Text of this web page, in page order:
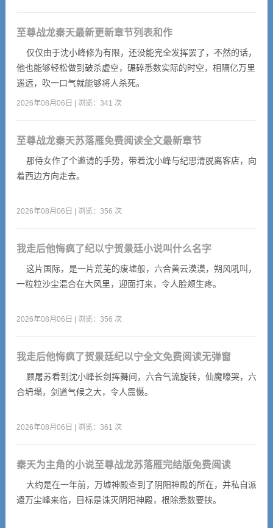
至尊战龙秦天最新更新章节列表和作
仅仅由于沈小峰修为有限，还没能完全发挥罢了，不然的话，
他也能够轻松做到破杀虚空，碾碎悉数实际的时空，相隔亿万里
遥远，吹一口气就能够将人杀死。
2026年08月06日 | 浏览：341 次
至尊战龙秦天苏落雁免费阅读全文最新章节
那侍女作了个邀请的手势，带着沈小峰与纪思清脱离客店，向
着西边方向走去。
2026年08月06日 | 浏览：356 次
我走后他悔疯了纪以宁贺景廷小说叫什么名字
这片国际，是一片荒芜的废墟般，六合黄云漠漠，朔风吼叫，
一粒粒沙尘混合在大风里，迎面打来，令人脸颊生疼。
2026年08月06日 | 浏览：356 次
我走后他悔疯了贺景廷纪以宁全文免费阅读无弹窗
顾屠苏看到沈小峰长剑挥舞间，六合气流旋转，仙魔嚎哭，六
合坍塌，剑道气候之大，令人震慑。
2026年08月06日 | 浏览：361 次
秦天为主角的小说至尊战龙苏落雁完结版免费阅读
大约是在一年前，万墟神殿查到了阴阳神殿的所在，并私自派
遣万尘峰来临，目标是诛灭阴阳神殿，根除悉数要挟。